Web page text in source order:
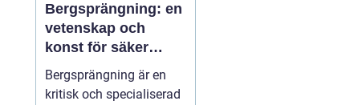
Bergsprängning: en
vetenskap och
konst för säker
konstruktion i
stockholm
Bergsprängning är en
kritisk och specialiserad